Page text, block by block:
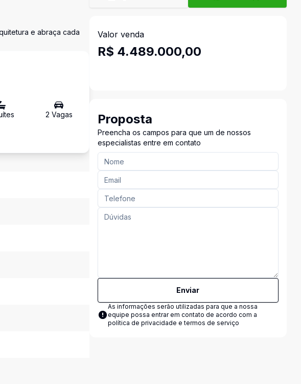
e abraça cada
s 2 Vagas
Valor venda
R$ 4.489.000,00
Proposta
Preencha os campos para que um de nossos
especialistas entre em contato
Enviar
As informações serão utilizadas para que a nossa
equipe possa entrar em contato de acordo com a
política de privacidade e termos de serviço